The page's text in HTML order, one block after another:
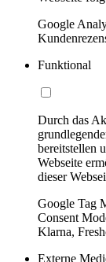
Google
Funktional
Durch das
bereitstellen
Webseite
dieser
Google Tag
Consent
Klarna,
Externe